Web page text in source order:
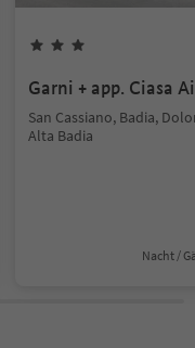
Garni + app. Ciasa
San Cassiano, Badia,
Alta Badia
Nacht /